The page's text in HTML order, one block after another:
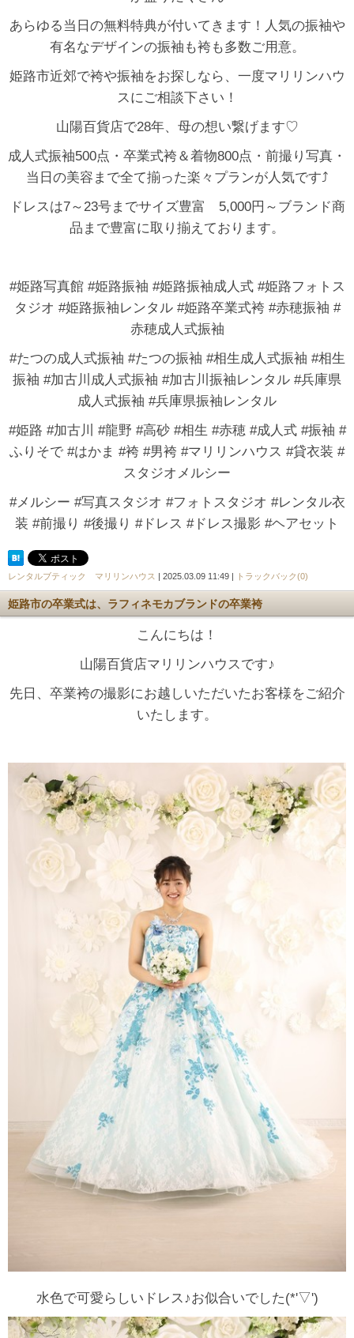
あらゆる当日の無料特典が付いてきます！人気の振袖や
有名なデザインの振袖も袴も多数ご用意。
姫路市近郊で袴や振袖をお探しなら、一度マリリンハウ
スにご相談下さい！
山陽百貨店で28年、母の想い繋げます♡
成人式振袖500点・卒業式袴＆着物800点・前撮り写真・
当日の美容まで全て揃った楽々プランが人気です⤴
ドレスは7～23号までサイズ豊富 5,000円～ブランド商
品まで豊富に取り揃えております。
#姫路写真館 #姫路振袖 #姫路振袖成人式 #姫路フォトス
タジオ #姫路振袖レンタル #姫路卒業式袴 #赤穂振袖 #
赤穂成人式振袖
#たつの成人式振袖 #たつの振袖 #相生成人式振袖 #相生
振袖 #加古川成人式振袖 #加古川振袖レンタル #兵庫県
成人式振袖 #兵庫県振袖レンタル
#姫路 #加古川 #龍野 #高砂 #相生 #赤穂 #成人式 #振袖 #
ふりそで #はかま #袴 #男袴 #マリリンハウス #貸衣装 #
スタジオメルシー
#メルシー #写真スタジオ #フォトスタジオ #レンタル衣
装 #前撮り #後撮り #ドレス #ドレス撮影 #ヘアセット
レンタルブティック マリリンハウス | 2025.03.09 11:49 | トラックバック(0)
姫路市の卒業式は、ラフィネモカブランドの卒業袴
こんにちは！
山陽百貨店マリリンハウスです♪
先日、卒業袴の撮影にお越しいただいたお客様をご紹介
いたします。
水色で可愛らしいドレス♪お似合いでした(*'▽')